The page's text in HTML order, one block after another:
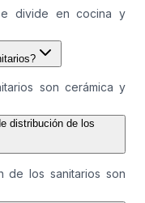
divide en cocina y
son cerámica y
distribución de los
de los sanitarios son